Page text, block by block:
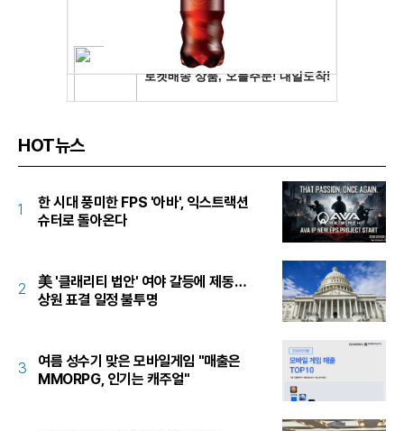
HOT뉴스
1
한 시대 풍미한 FPS '아바', 익스트랙션
슈터로 돌아온다
2
美 '클래리티 법안' 여야 갈등에 제동…
상원 표결 일정 불투명
3
여름 성수기 맞은 모바일게임 "매출은
MMORPG, 인기는 캐주얼"